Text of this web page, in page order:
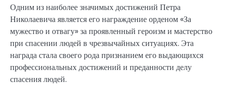
Одним из наиболее значимых достижений Петра
Николаевича является его награждение орденом «За
мужество и отвагу» за проявленный героизм и мастерство
при спасении людей в чрезвычайных ситуациях. Эта
награда стала своего рода признанием его выдающихся
профессиональных достижений и преданности делу
спасения людей.